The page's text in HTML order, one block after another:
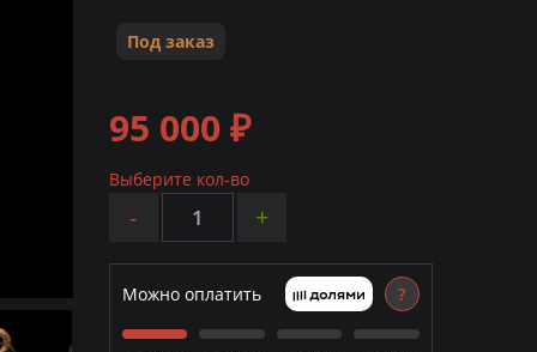
Под заказ
95 000 ₽
Выберите кол-во
- +
Можно оплатить ?